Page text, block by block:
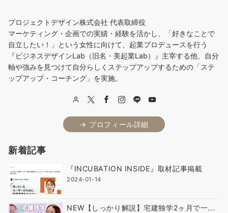
プロジェクトデザイン株式会社 代表取締役
マーケティング・企画での実績・経験を活かし、「好きなことで
自立したい！」という女性に向けて、起業プロデュースを行う
『ビジネスデザインLab（旧名・美起業Lab）』主宰する他、自分
軸や強みを見つけて自分らしくステップアップするための「ステ
ップアップ・コーチング」を実施。
→ プロフィール詳細
新着記事
『INCUBATION INSIDE』取材記事掲載
2024-01-14
NEW【しっかり解説】宅建独学2ヶ月で一...